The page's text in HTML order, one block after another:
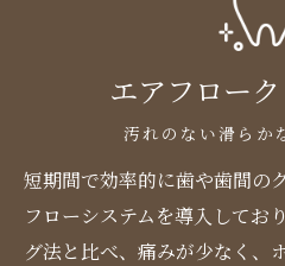
エアフロー
汚れのない滑らか
短期間で効率的に歯や歯間の
フローシステムを導入してお
グ法と比べ、痛みが少なく、